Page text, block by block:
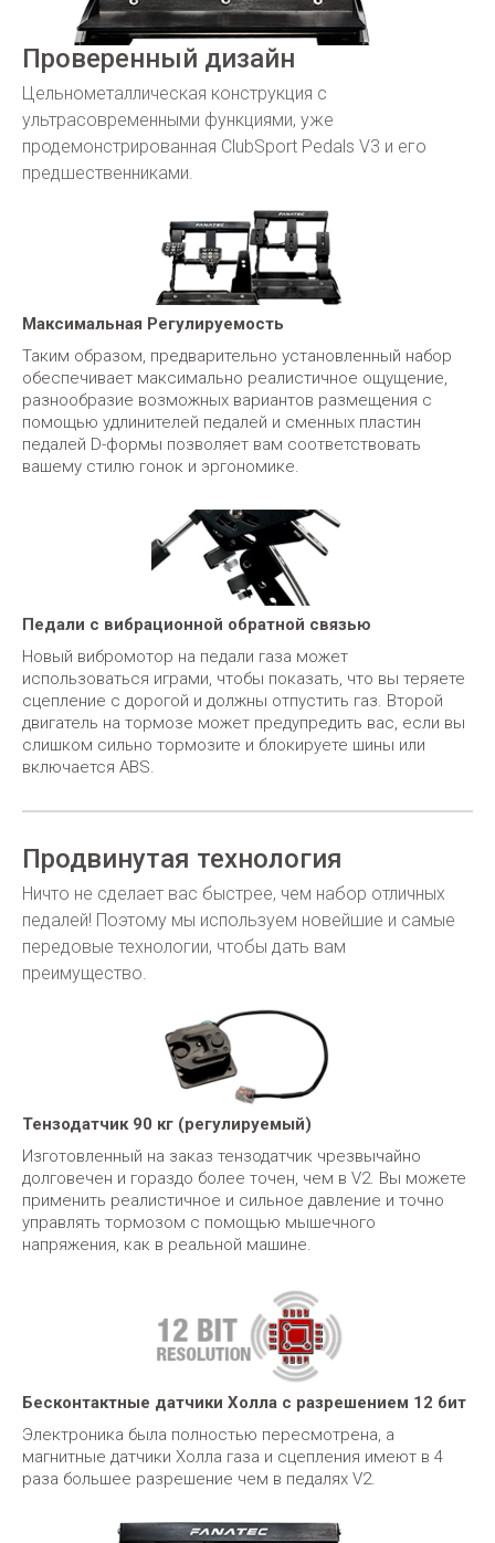
Проверенный дизайн
Цельнометаллическая конструкция с
ультрасовременными функциями, уже
продемонстрированная ClubSport Pedals V3 и его
предшественниками.
Максимальная Регулируемость
Таким образом, предварительно установленный набор
обеспечивает максимально реалистичное ощущение,
разнообразие возможных вариантов размещения с
помощью удлинителей педалей и сменных пластин
педалей D-формы позволяет вам соответствовать
вашему стилю гонок и эргономике.
Педали с вибрационной обратной связью
Новый вибромотор на педали газа может
использоваться играми, чтобы показать, что вы теряете
сцепление с дорогой и должны отпустить газ. Второй
двигатель на тормозе может предупредить вас, если вы
слишком сильно тормозите и блокируете шины или
включается ABS.
Продвинутая технология
Ничто не сделает вас быстрее, чем набор отличных
педалей! Поэтому мы используем новейшие и самые
передовые технологии, чтобы дать вам
преимущество.
Тензодатчик 90 кг (регулируемый)
Изготовленный на заказ тензодатчик чрезвычайно
долговечен и гораздо более точен, чем в V2. Вы можете
применить реалистичное и сильное давление и точно
управлять тормозом с помощью мышечного
напряжения, как в реальной машине.
Бесконтактные датчики Холла с разрешением 12 бит
Электроника была полностью пересмотрена, а
магнитные датчики Холла газа и сцепления имеют в 4
раза большее разрешение чем в педалях V2.